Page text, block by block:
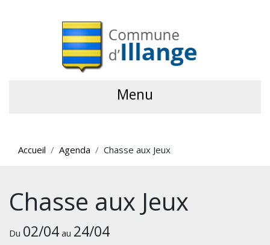
Menu
Accueil Agenda Chasse aux Jeux
Chasse aux Jeux
Du 02/04 au 24/04